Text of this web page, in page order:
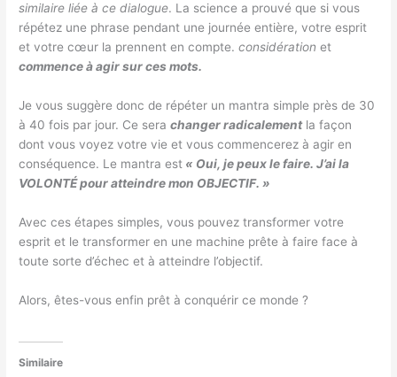
similaire liée à ce dialogue. La science a prouvé que si vous
répétez une phrase pendant une journée entière, votre esprit
et votre cœur la prennent en compte.considération et
commence à agir sur ces mots.
Je vous suggère donc de répéter un mantra simple près de 30
à 40 fois par jour. Ce serachanger radicalementla façon
dont vous voyez votre vie et vous commencerez à agir en
conséquence. Le mantra est « Oui, je peux le faire. J’ai la
VOLONTÉ pour atteindre mon OBJECTIF. »
Avec ces étapes simples, vous pouvez transformer votre
esprit et le transformer en une machine prête à faire face à
toute sorte d’échec et à atteindre l’objectif.
Alors, êtes-vous enfin prêt à conquérir ce monde ?
Similaire